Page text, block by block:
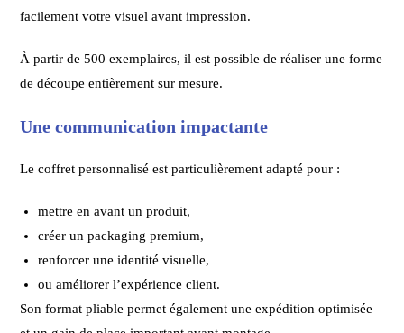
facilement votre visuel avant impression.
À partir de 500 exemplaires, il est possible de réaliser une forme
de découpe entièrement sur mesure.
Une communication impactante
Le coffret personnalisé est particulièrement adapté pour :
mettre en avant un produit,
créer un packaging premium,
renforcer une identité visuelle,
ou améliorer l’expérience client.
Son format pliable permet également une expédition optimisée